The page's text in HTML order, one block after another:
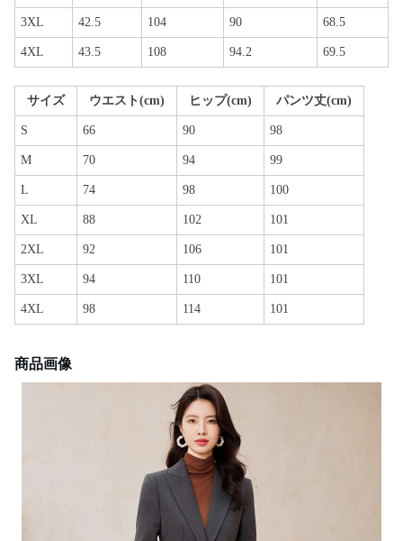
3XL 42.5 104 90 68.5
4XL 43.5 108 94.2 69.5
サイズ ウエスト(cm) ヒップ(cm) パンツ丈(cm)
S 66 90 98
M 70 94 99
L 74 98 100
XL 88 102 101
2XL 92 106 101
3XL 94 110 101
4XL 98 114 101
商品画像